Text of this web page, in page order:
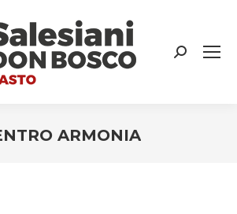
Search:
ARMONIA